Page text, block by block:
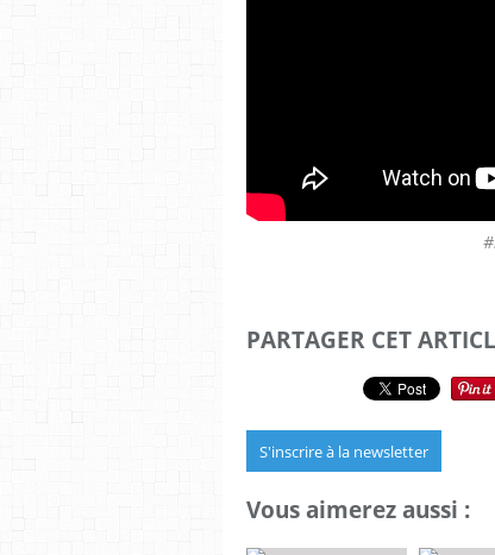
PARTAGER CET
S'inscrire à la newsletter
Vous aimerez aussi :